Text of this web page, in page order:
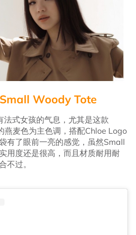
Woody Tote
法式女孩的气息，尤其是这款
麦色为主色调，搭配Chloe Logo
有了眼前一亮的感觉，虽然Small
用度还是很高，而且材质耐用耐
不过。